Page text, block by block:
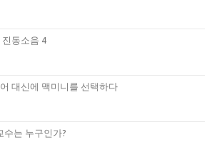
진동소음 4
대신에 맥미니를 선택하다
수는 누구인가?